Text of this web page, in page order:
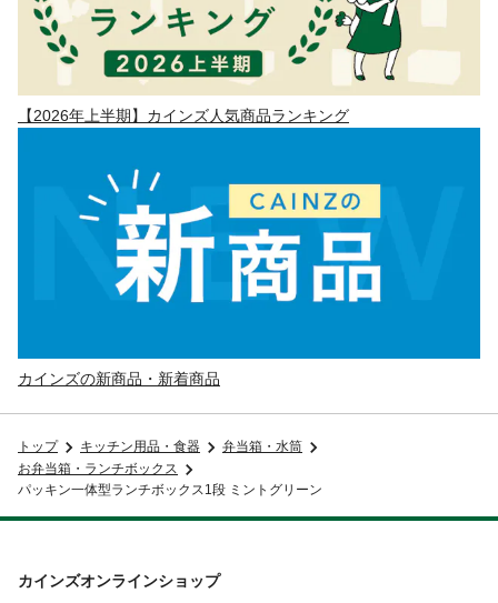
【2026年上半期】カインズ人気商品ランキング
カインズの新商品・新着商品
トップ キッチン用品・食器
弁当箱・水筒
お弁当箱・ランチボックス
パッキン一体型ランチボックス1段 ミントグリーン
カインズオンラインショップ